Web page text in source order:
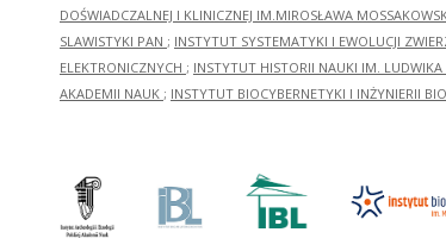
DOŚWIADCZALNEJ I KLINICZNEJ IM.MIROSŁAWA
SLAWISTYKI PAN ; INSTYTUT SYSTEMATYKI I EWOLUCJI
ELEKTRONICZNYCH ; INSTYTUT HISTORII NAUKI IM. LUDWIKA
AKADEMII NAUK ; INSTYTUT BIOCYBERNETYKI I INŻYNIERII